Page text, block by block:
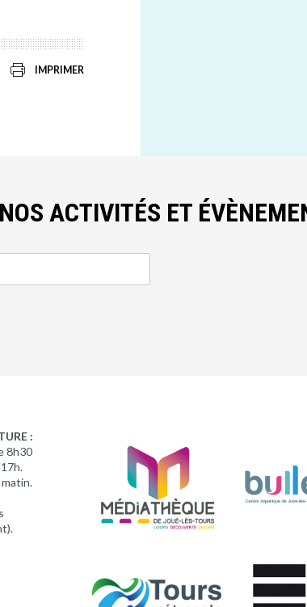
IMPRIMER
ACTIVITÉS ET
:
8h30